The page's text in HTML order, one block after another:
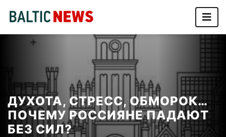
ДУХОТА, СТРЕСС, ОБМОРОК…
ПОЧЕМУ РОССИЯНЕ ПАДАЮТ
БЕЗ СИЛ?